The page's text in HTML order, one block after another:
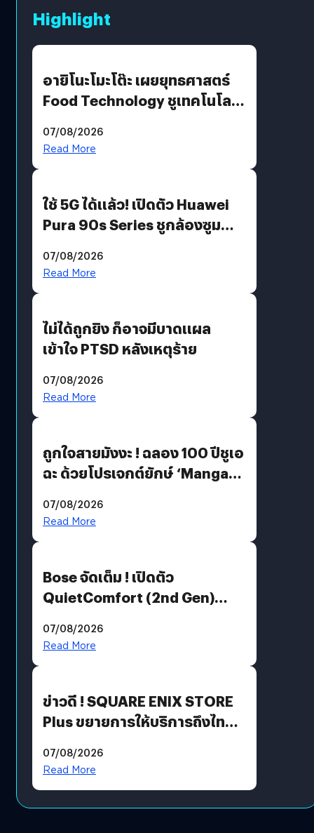
Highlight
อายิโนะโมะโต๊ะ เผยยุทธศาสตร์
Food Technology ชูเทคโนโลยี
บริโภคและ B2B
07/08/2026
Read More
ใช้ 5G ได้แล้ว! เปิดตัว Huawei
Pura 90s Series ชูกล้องซูม
07/08/2026
Read More
ไม่ได้ถูกยิง ก็อาจมีบาดแผล
เข้าใจ PTSD หลังเหตุร้าย
07/08/2026
Read More
ถูกใจสายมังงะ ! ฉลอง 100 ปีชูเอ
ฉะ ด้วยโปรเจกต์ยักษ์ ‘Manga
มีภาษาไทยด้วย
07/08/2026
Read More
Bose จัดเต็ม ! เปิดตัว
QuietComfort (2nd Gen)
07/08/2026
Read More
ข่าวดี ! SQUARE ENIX STORE
Plus ขยายการให้บริการถึงไทย
โดยตรง
07/08/2026
Read More